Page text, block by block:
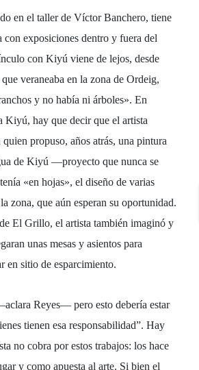
en el taller de Víctor Banchero, tiene
con exposiciones dentro y fuera del
con Kiyú viene de lejos, desde
veraneaba en la zona de Ordeig,
y no había ni árboles». En
Kiyú, hay que decir que el artista
propuso, años atrás, una pintura
de Kiyú —proyecto que nunca se
«en hojas», el diseño de varias
zona, que aún esperan su oportunidad.
El Grillo, el artista también imaginó y
unas mesas y asientos para
en sitio de esparcimiento.
Reyes— pero esto debería estar
tienen esa responsabilidad”. Hay
no cobra por estos trabajos: los hace
y como apuesta al arte. Si bien el